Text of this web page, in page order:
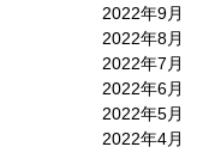
2022年9月
2022年8月
2022年7月
2022年6月
2022年5月
2022年4月